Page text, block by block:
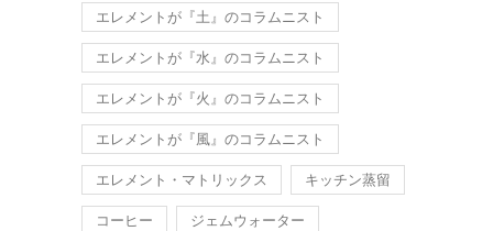
エレメントが『土』のコラムニスト
エレメントが『水』のコラムニスト
エレメントが『火』のコラムニスト
エレメントが『風』のコラムニスト
エレメント・マトリックス キッチン蒸留
コーヒー ジェムウォーター